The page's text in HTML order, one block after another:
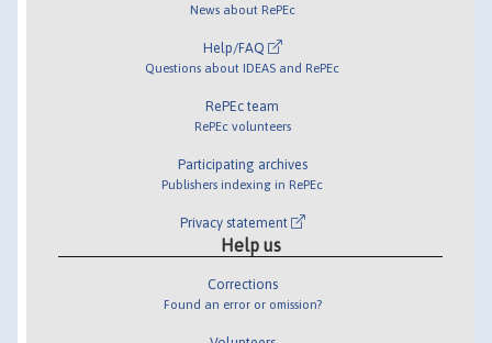
News about RePEc
Help/FAQ
Questions about IDEAS and RePEc
RePEc team
RePEc volunteers
Participating archives
Publishers indexing in RePEc
Privacy statement
Help us
Corrections
Found an error or omission?